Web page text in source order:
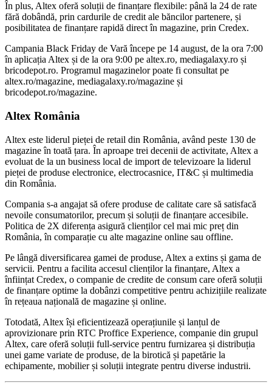
În plus, Altex oferă soluții de finanțare flexibile: până la 24 de rate
fără dobândă, prin cardurile de credit ale băncilor partenere, și
posibilitatea de finanțare rapidă direct în magazine, prin Credex.
Campania Black Friday de Vară începe pe 14 august, de la ora 7:00
în aplicația Altex și de la ora 9:00 pe altex.ro, mediagalaxy.ro și
bricodepot.ro. Programul magazinelor poate fi consultat pe
altex.ro/magazine, mediagalaxy.ro/magazine și
bricodepot.ro/magazine.
Altex România
Altex este liderul pieței de retail din România, având peste 130 de
magazine în toată țara. În aproape trei decenii de activitate, Altex a
evoluat de la un business local de import de televizoare la liderul
pieței de produse electronice, electrocasnice, IT&C și multimedia
din România.
Compania s-a angajat să ofere produse de calitate care să satisfacă
nevoile consumatorilor, precum și soluții de finanțare accesibile.
Politica de 2X diferența asigură clienților cel mai mic preț din
România, în comparație cu alte magazine online sau offline.
Pe lângă diversificarea gamei de produse, Altex a extins și gama de
servicii. Pentru a facilita accesul clienților la finanțare, Altex a
înființat Credex, o companie de credite de consum care oferă soluții
de finanțare optime la dobânzi competitive pentru achizițiile realizate
în rețeaua națională de magazine și online.
Totodată, Altex își eficientizează operațiunile și lanțul de
aprovizionare prin RTC Proffice Experience, companie din grupul
Altex, care oferă soluții full-service pentru furnizarea și distribuția
unei game variate de produse, de la birotică și papetărie la
echipamente, mobilier și soluții integrate pentru diverse industrii.